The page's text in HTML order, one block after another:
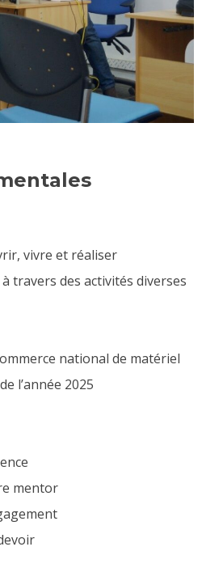
vivre et réaliser
travers des activités diverses
national de matériel
l’année 2025
mentor